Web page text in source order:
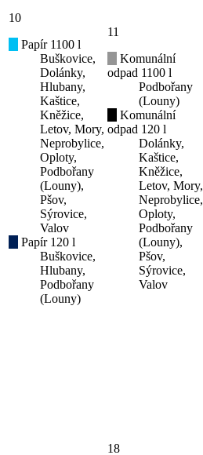
10
Papír 1100 l
Buškovice,
Dolánky,
Hlubany,
Kaštice,
Kněžice,
Letov, Mory,
Neprobylice,
Oploty,
Podbořany
(Louny),
Pšov,
Sýrovice,
Valov
Papír 120 l
Buškovice,
Hlubany,
Podbořany
(Louny)
11
Komunální
odpad 1100 l
Podbořany
(Louny)
Komunální
odpad 120 l
Dolánky,
Kaštice,
Kněžice,
Letov, Mory,
Neprobylice,
Oploty,
Podbořany
(Louny),
Pšov,
Sýrovice,
Valov
18